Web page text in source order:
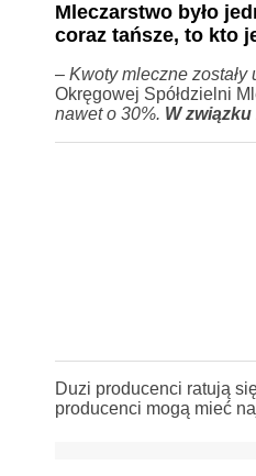
Mleczarstwo było
coraz tańsze, to kto
– Kwoty mleczne
Okręgowej Spółdzielni
nawet o 30%. W
Duzi producenci ratują
producenci mogą mieć